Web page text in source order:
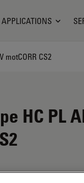
APPLICATIONS
motCORR CS2
HC PL